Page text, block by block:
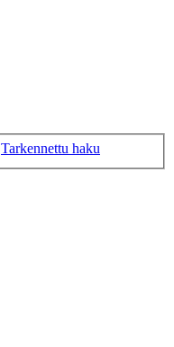
Tarkennettu haku